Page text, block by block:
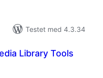
Testet med 4.3.34
Library Tools